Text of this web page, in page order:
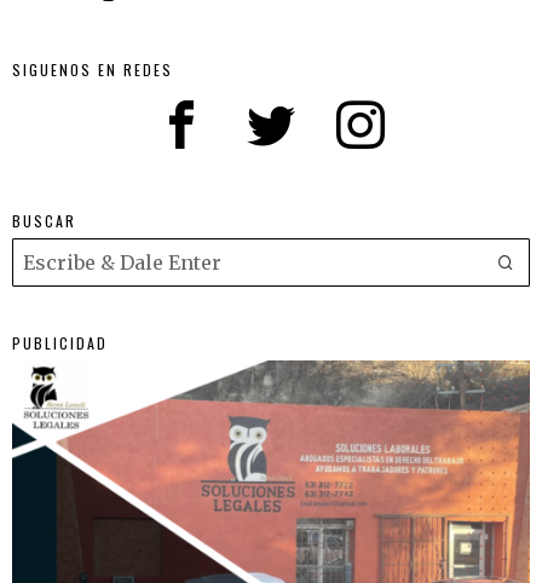
SIGUENOS EN REDES
BUSCAR
PUBLICIDAD